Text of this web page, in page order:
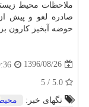
ملاحظات محیط
صادره لغو و پیش
حوضه آبخیز كارون
1396/08/26
تگهای خبر: